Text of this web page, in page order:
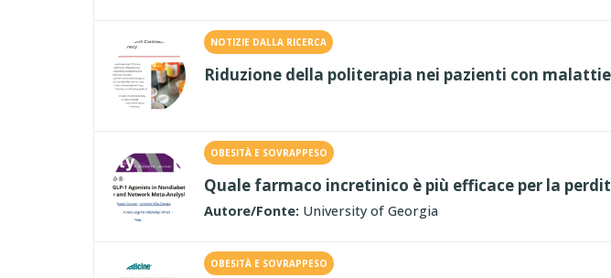
NOTIZIE DALLA RICERCA
Riduzione della politerapia nei pazienti con
OBESITÀ E SOVRAPPESO
Quale farmaco incretinico è più efficace per la
Autore/Fonte: University of Georgia
OBESITÀ E SOVRAPPESO